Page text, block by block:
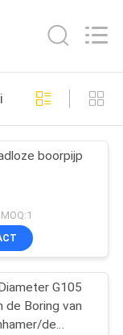
boorpijp
G105
de Boring van
de